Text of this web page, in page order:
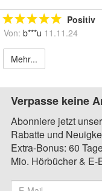
Positiv
Von: b***u 11.11.24
Mehr...
Verpasse keine
Abonniere jetzt
Rabatte und
Extra-Bonus: 60
Mio. Hörbücher & E-